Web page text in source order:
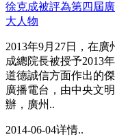
徐克成被評為第四屆
大人物
2013年9月27日，在
成總院長被授予2013
道德誠信方面作出的
廣播電台，由中央文
辦，廣州..
2014-06-04详情..